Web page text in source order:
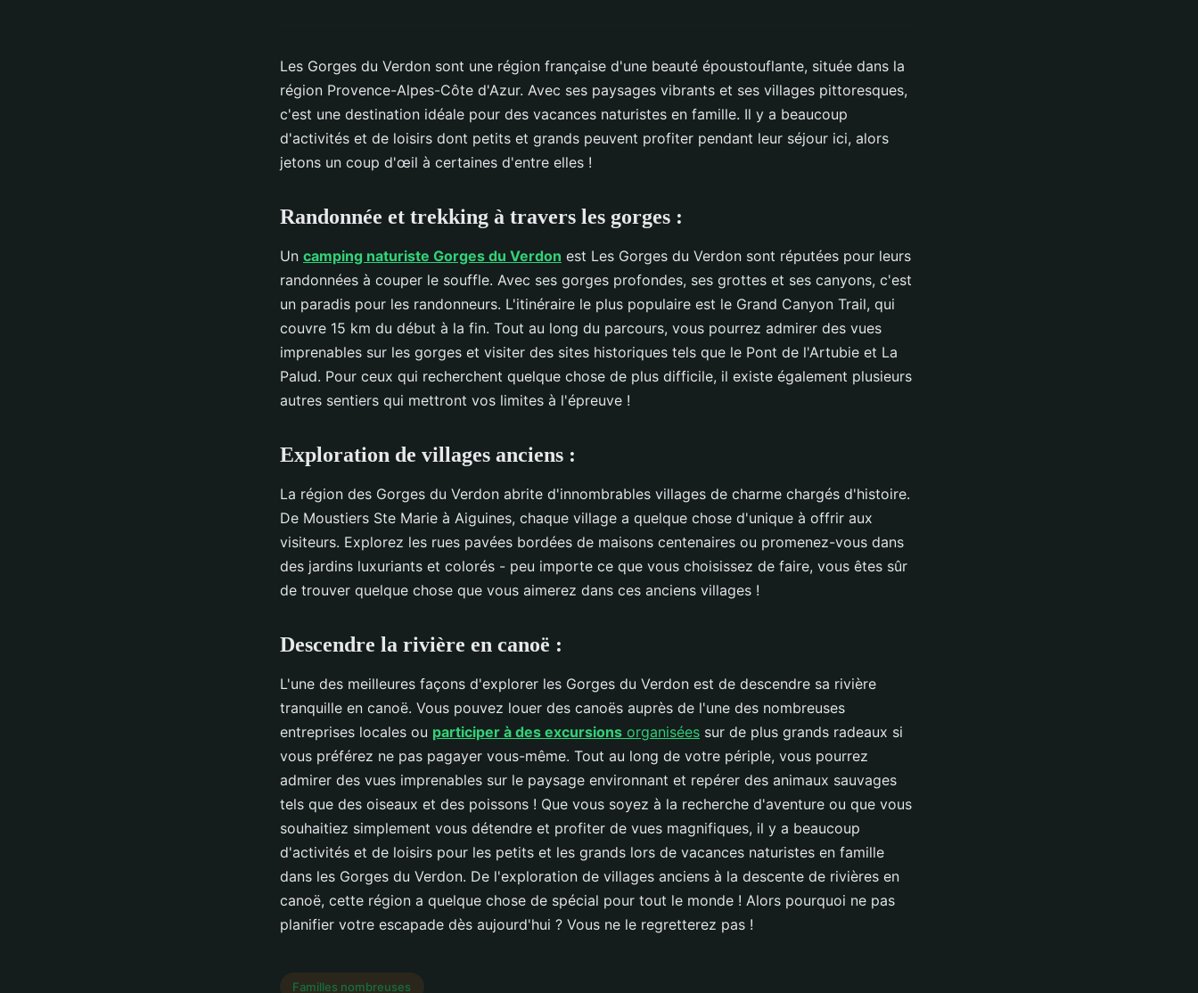
Les Gorges du Verdon sont une région française d'une beauté époustouflante, située dans la
région Provence-Alpes-Côte d'Azur. Avec ses paysages vibrants et ses villages pittoresques,
c'est une destination idéale pour des vacances naturistes en famille. Il y a beaucoup
d'activités et de loisirs dont petits et grands peuvent profiter pendant leur séjour ici, alors
jetons un coup d'œil à certaines d'entre elles !
Randonnée et trekking à travers les gorges :
Un camping naturiste Gorges du Verdon est Les Gorges du Verdon sont réputées pour leurs
randonnées à couper le souffle. Avec ses gorges profondes, ses grottes et ses canyons, c'est
un paradis pour les randonneurs. L'itinéraire le plus populaire est le Grand Canyon Trail, qui
couvre 15 km du début à la fin. Tout au long du parcours, vous pourrez admirer des vues
imprenables sur les gorges et visiter des sites historiques tels que le Pont de l'Artubie et La
Palud. Pour ceux qui recherchent quelque chose de plus difficile, il existe également plusieurs
autres sentiers qui mettront vos limites à l'épreuve !
Exploration de villages anciens :
La région des Gorges du Verdon abrite d'innombrables villages de charme chargés d'histoire.
De Moustiers Ste Marie à Aiguines, chaque village a quelque chose d'unique à offrir aux
visiteurs. Explorez les rues pavées bordées de maisons centenaires ou promenez-vous dans
des jardins luxuriants et colorés - peu importe ce que vous choisissez de faire, vous êtes sûr
de trouver quelque chose que vous aimerez dans ces anciens villages !
Descendre la rivière en canoë :
L'une des meilleures façons d'explorer les Gorges du Verdon est de descendre sa rivière
tranquille en canoë. Vous pouvez louer des canoës auprès de l'une des nombreuses
entreprises locales ou participer à des excursions organisées sur de plus grands radeaux si
vous préférez ne pas pagayer vous-même. Tout au long de votre périple, vous pourrez
admirer des vues imprenables sur le paysage environnant et repérer des animaux sauvages
tels que des oiseaux et des poissons ! Que vous soyez à la recherche d'aventure ou que vous
souhaitiez simplement vous détendre et profiter de vues magnifiques, il y a beaucoup
d'activités et de loisirs pour les petits et les grands lors de vacances naturistes en famille
dans les Gorges du Verdon. De l'exploration de villages anciens à la descente de rivières en
canoë, cette région a quelque chose de spécial pour tout le monde ! Alors pourquoi ne pas
planifier votre escapade dès aujourd'hui ? Vous ne le regretterez pas !
Familles nombreuses